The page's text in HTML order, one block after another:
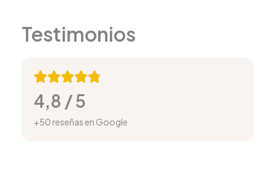
Testimonios
4,8 / 5
+50 reseñas en Google